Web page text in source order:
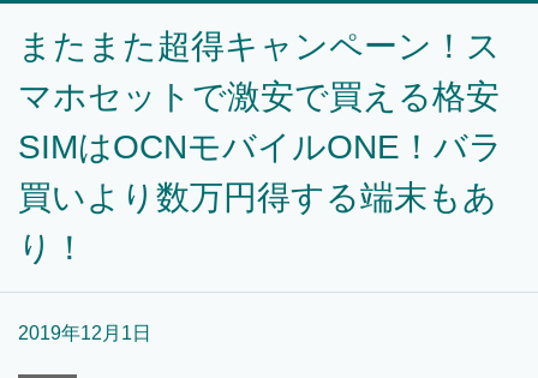
またまた超得キャンペーン！ス
マホセットで激安で買える格安
SIMはOCNモバイルONE！バラ
買いより数万円得する端末もあ
り！
2019年12月1日